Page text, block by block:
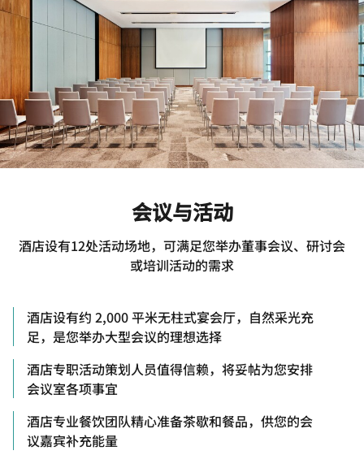
会议与活动
酒店设有12处活动场地，可满足您举办董事会议、研讨会
或培训活动的需求
酒店设有约 2,000 平米无柱式宴会厅，自然采光充
足，是您举办大型会议的理想选择
酒店专职活动策划人员值得信赖，将妥帖为您安排
会议室各项事宜
酒店专业餐饮团队精心准备茶歇和餐品，供您的会
议嘉宾补充能量